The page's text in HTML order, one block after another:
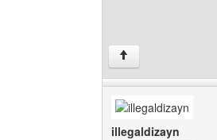
↑
illegaldizayn